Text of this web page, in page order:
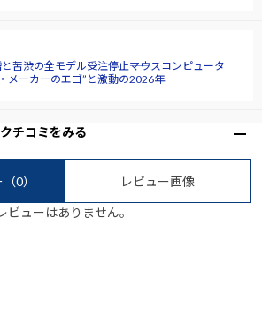
苦渋の全モデル受注停止――マウスコンピュータ
メーカーのエゴ”と激動の2026年
チコミをみる
（0） レビュー画像
ビューはありません。